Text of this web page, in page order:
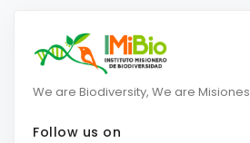
We are Biodiversity, We are
Follow us on